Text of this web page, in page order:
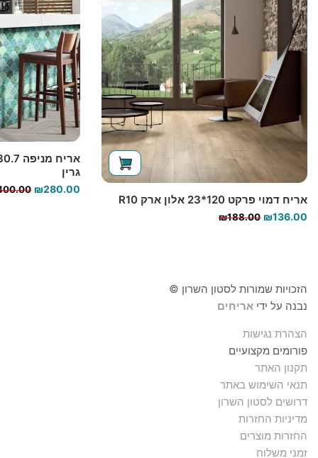
אריח דמוי פרקט 120*23 אלון ארק R10
₪188.00 ₪136.00
גרין
₪280.00
הזכויות שמורות לסטון השרון ©
נבנה על ידי אריחים
הצהרת נגישות
פורומים מקצועיים
תקנון האתר
תנאי השימוש באתר
דרושים לסטון השרון
מדיניות החזרות
החזרות מוצרים
זמני משלוח